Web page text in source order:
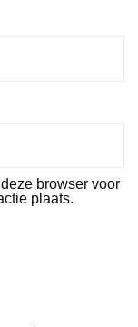
browser voor
plaats.